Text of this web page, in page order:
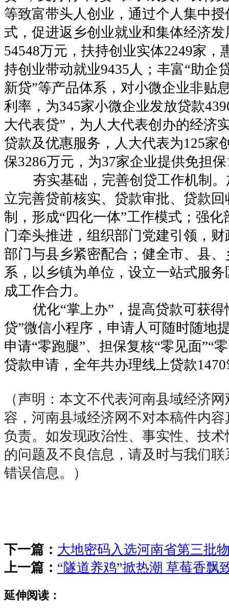
等致富带头人创业，通过个人集中授
式，促进返乡创业就业和集体经济
54548万元，扶持创业实体2249家，
持创业带动就业9435人；丰富“助企
新贷”等产品体系，对小微企业非贴
利率，为345家小微企业发放贷款
大代表贷”，为人大代表创办的经济
贷款及优惠服务，人大代表为125家
保3286万元，为37家企业提供免担
夯实基础，完善创贷工作机制
立完善贷前核实、贷款审批、贷款
制，形成“四化一体”工作模式；强
门牵头推进，组织部门党建引领，
部门与县乡紧密配合；健全市、县
系，以乡镇为单位，设立一站式服
成工作合力。
优化“掌上办”，提高贷款可获
贷”微信小程序，申请人可随时随地
申请“零跑腿”、担保复核“零见面”“
贷款申请，全年共办理线上贷款
（声明：本文不代表河南县域经济
容，河南县域经济网不对本稿件内
负责。如发现政治性、事实性、技
的问题及不良信息，请及时与我们
错误信
下一篇： 大地密码入选河南省第三批
上一篇： “隧道养鸡”掀热潮 草莓香飘
延伸阅读：